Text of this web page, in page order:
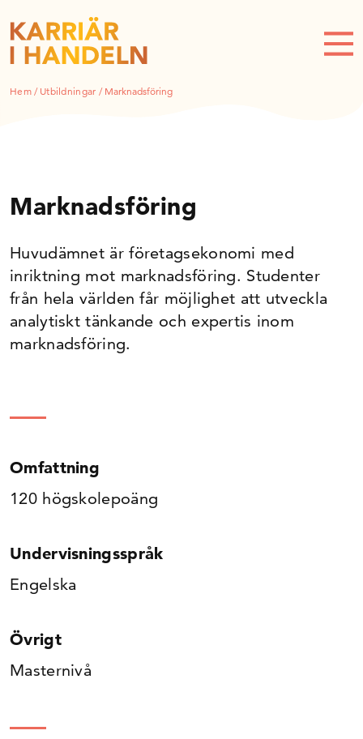
Hem/ Utbildningar / Marknadsföring
Marknadsföring
Huvudämnet är företagsekonomi med
inriktning mot marknadsföring. Studenter
från hela världen får möjlighet att utveckla
analytiskt tänkande och expertis inom
marknadsföring.
Omfattning
120 högskolepoäng
Undervisningsspråk
Engelska
Övrigt
Masternivå